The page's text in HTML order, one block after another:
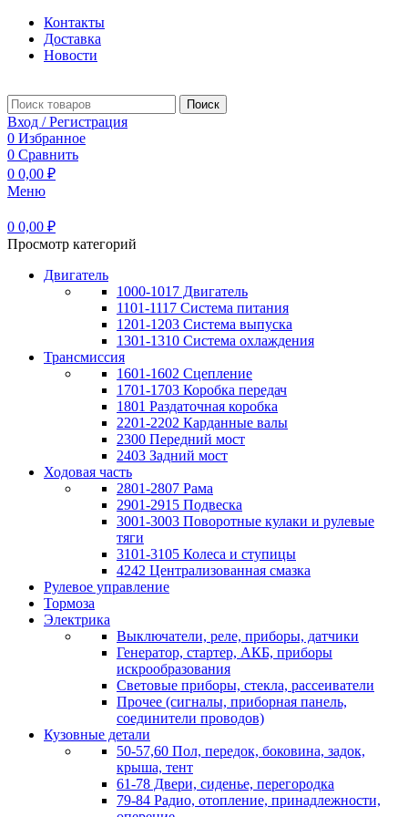
Контакты
Доставка
Новости
Поиск
Вход / Регистрация
0 Избранное
0 Сравнить
0 0,00 ₽
Меню
0 0,00 ₽
Просмотр категорий
Двигатель
1000-1017 Двигатель
1101-1117 Система питания
1201-1203 Система выпуска
1301-1310 Система охлаждения
Трансмиссия
1601-1602 Сцепление
1701-1703 Коробка передач
1801 Раздаточная коробка
2201-2202 Карданные валы
2300 Передний мост
2403 Задний мост
Ходовая часть
2801-2807 Рама
2901-2915 Подвеска
3001-3003 Поворотные кулаки и рулевые
тяги
3101-3105 Колеса и ступицы
4242 Централизованная смазка
Рулевое управление
Тормоза
Электрика
Выключатели, реле, приборы, датчики
Генератор, стартер, АКБ, приборы
искрообразования
Световые приборы, стекла, рассеиватели
Прочее (сигналы, приборная панель,
соединители проводов)
Кузовные детали
50-57,60 Пол, передок, боковина, задок,
крыша, тент
61-78 Двери, сиденье, перегородка
79-84 Радио, отопление, принадлежности,